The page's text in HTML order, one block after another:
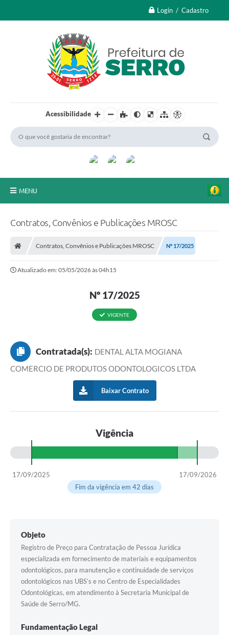
Login / Cadastro
Acessibilidade
MENU
Processo Seletivo/Concurso Público
Taxas de Inscrição/Guia de Arrecadação / Tributos
Plano Diretor Participativo de Serro/MG
Planejamento e Orçamento Público: PPA - LOA -
LDO
Licitações
Sala Mineira do Empreendedor de Serro/MG
Organizações da Sociedade Civil
Turismo
Horário - Linhas Municipais de Coletivos
Emissão de Contracheque
Chamamento Público
Convênios
Arquivos para Download
FAQ
Contratos, Convênios e Publicações MROSC
Contratos, Convênios e Publicações MROSC Nº 17/2025
Atualizado em: 05/05/2026 às 04h15
Nº 17/2025
VIGENTE
Contratada(s): DENTAL ALTA MOGIANA
COMERCIO DE PRODUTOS ODONTOLOGICOS LTDA
Baixar Contrato
Vigência
17/09/2025
17/09/2026
Fim da vigência em 42 dias
Objeto
Registro de Preço para Contratação de Pessoa Jurídica
especializada em fornecimento de materiais e equipamentos
odontológicos, para manutenção e continuidade de serviços
odontológicos nas UBS’s e no Centro de Especialidades
Odontológicas, em atendimento à Secretaria Municipal de
Saúde de Serro/MG.
Fundamentação Legal